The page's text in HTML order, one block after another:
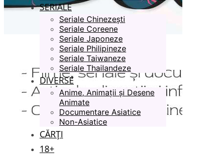
SERIALE
Seriale Chinezești
Seriale Coreene
Seriale Japoneze
Seriale Philipineze
Seriale Taiwaneze
Seriale Thailandeze
DIVERSE
Anime, Animații și Desene
Animate
Documentare Asiatice
Non-Asiatice
CĂRȚI
18+